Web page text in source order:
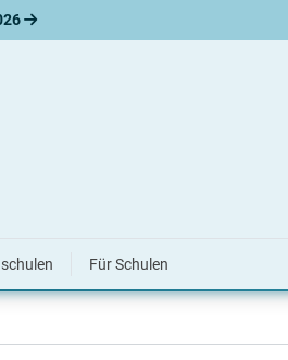
Für Schulen